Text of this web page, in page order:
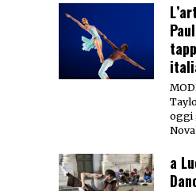
oggi
a